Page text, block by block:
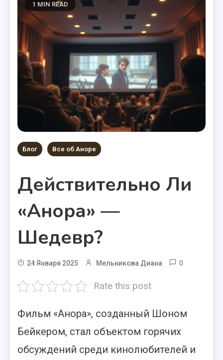
1 MIN READ
Блог Все об Аноре
Действительно Ли
«Анора» —
Шедевр?
24 Января 2025 Мельникова Диана 0
Rate this post
Фильм «Анора», созданный Шоном
Бейкером, стал объектом горячих
обсуждений среди кинолюбителей и